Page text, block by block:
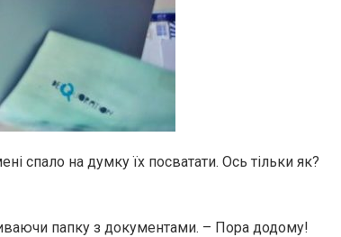
спало на думку їх посватати. Ось тільки як?
папку з документами. – Пора додому!